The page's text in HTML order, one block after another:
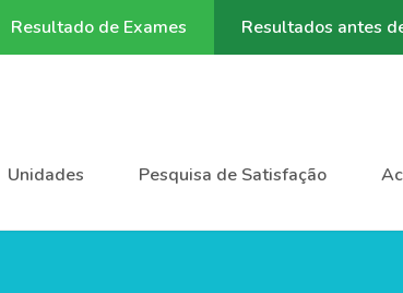
Resultado de Exames Resultados antes
Unidades Pesquisa de Satisfação